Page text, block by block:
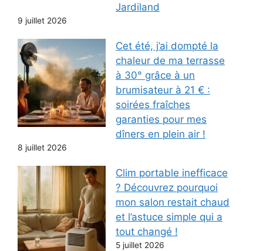
Jardiland
9 juillet 2026
Cet été, j’ai dompté la
chaleur de ma terrasse
à 30° grâce à un
brumisateur à 21 € :
soirées fraîches
garanties pour mes
dîners en plein air !
8 juillet 2026
Clim portable inefficace
? Découvrez pourquoi
mon salon restait chaud
et l’astuce simple qui a
tout changé !
5 juillet 2026